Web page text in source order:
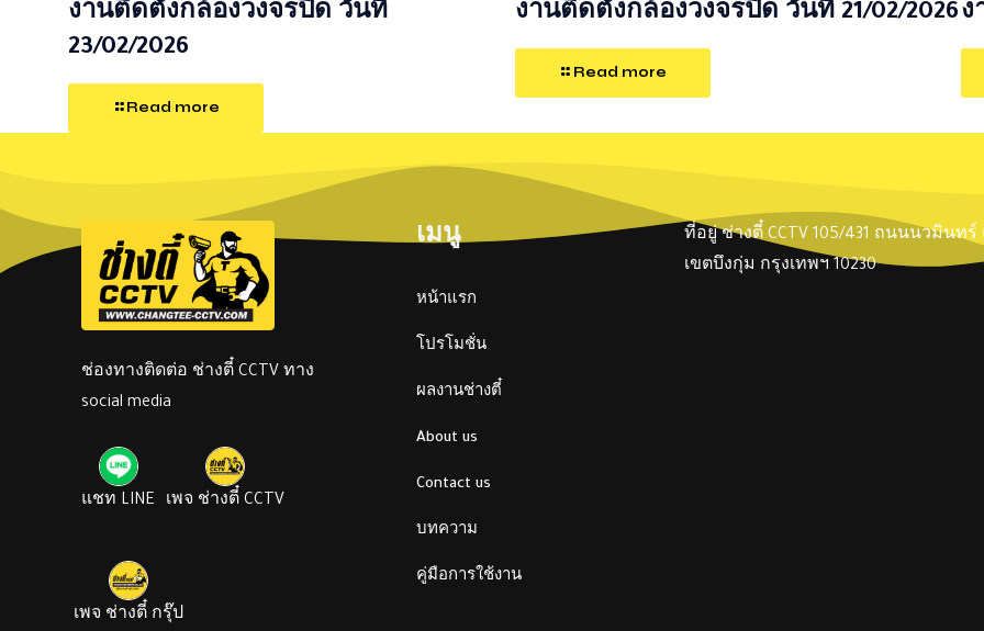
งานติดตั้งกล้องวงจรปิด วันที่
23/02/2026
Read more
งานติดตั้งกล้องวงจรปิด วันที่ 21/02/2026
Read more
ง
ช่องทางติดต่อ ช่างตี๋ CCTV ทาง
social media
แชท LINE เพจ ช่างตี๋ CCTV
เพจ ช่างตี๋ กรุ๊ป
เมนู
หน้าแรก
โปรโมชั่น
ผลงานช่างตี๋
About us
Contact us
บทความ
คู่มือการใช้งาน
ที่อยู่ ช่างตี๋ CCTV 105/431 ถนนนวมินท
เขตบึงกุ่ม กรุงเทพฯ 10230